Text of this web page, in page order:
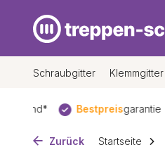
Schraubgitter Klemmgitter
Bestpreisgarantie
Zurück Startseite